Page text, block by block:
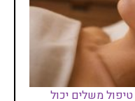
משלים יכול